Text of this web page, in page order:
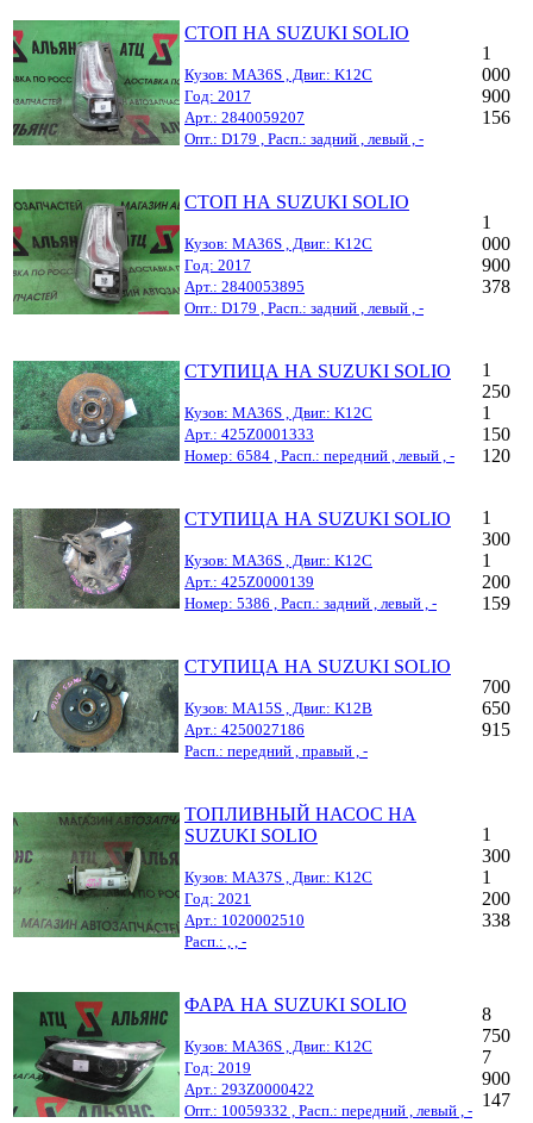
СТОП НА SUZUKI SOLIO
Кузов: MA36S , Двиг.: K12C
Год: 2017
Арт.: 2840059207
Опт.: D179 , Расп.: задний , левый , -
1
000
900
156
СТОП НА SUZUKI SOLIO
Кузов: MA36S , Двиг.: K12C
Год: 2017
Арт.: 2840053895
Опт.: D179 , Расп.: задний , левый , -
1
000
900
378
СТУПИЦА НА SUZUKI SOLIO
Кузов: MA36S , Двиг.: K12C
Арт.: 425Z0001333
Номер: 6584 , Расп.: передний , левый , -
1
250
1
150
120
СТУПИЦА НА SUZUKI SOLIO
Кузов: MA36S , Двиг.: K12C
Арт.: 425Z0000139
Номер: 5386 , Расп.: задний , левый , -
1
300
1
200
159
СТУПИЦА НА SUZUKI SOLIO
Кузов: MA15S , Двиг.: K12B
Арт.: 4250027186
Расп.: передний , правый , -
700
650
915
ТОПЛИВНЫЙ НАСОС НА
SUZUKI SOLIO
Кузов: MA37S , Двиг.: K12C
Год: 2021
Арт.: 1020002510
Расп.: , , -
1
300
1
200
338
ФАРА НА SUZUKI SOLIO
Кузов: MA36S , Двиг.: K12C
Год: 2019
Арт.: 293Z0000422
Опт.: 10059332 , Расп.: передний , левый , -
8
750
7
900
147